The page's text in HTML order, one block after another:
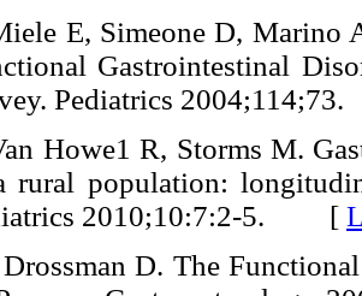
E, Simeone D, Marino
Gastrointestinal
Pediatrics 2004;114;73.
Howe1 R, Storms M.
rural population:
2010;10:7:2-5.
[
D. The